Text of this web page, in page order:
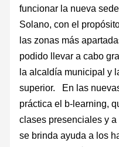
funcionar la nueva
Solano, con el
las zonas más
podido llevar a cabo
la alcaldía municipal y
superior. En las
práctica el b-learning,
clases presenciales y
se brinda ayuda a los